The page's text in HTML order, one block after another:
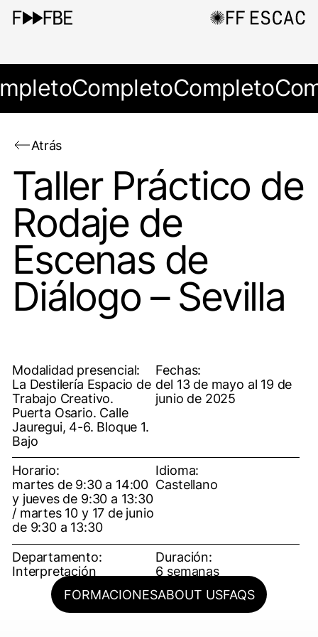
FORMACIONESABOUT USFAQS
CompletoCompleto
Atrás
Taller Práctico de
Rodaje de
Escenas de
Diálogo – Sevilla
Modalidad presencial:
La Destilería Espacio de
Trabajo Creativo.
Puerta Osario. Calle
Jauregui, 4-6. Bloque 1.
Bajo
Fechas:
del 13 de mayo al 19 de
junio de 2025
Horario:
martes de 9:30 a 14:00
y jueves de 9:30 a 13:30
/ martes 10 y 17 de junio
de 9:30 a 13:30
Idioma:
Castellano
Departamento:
Interpretación
Duración:
6 semanas